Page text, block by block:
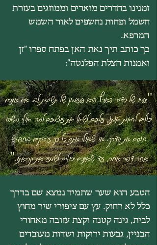
זמנינו בחדרים מוארים וממוזגים בעזרת
חשמל ופחות נחשפים לאור השמש
המרפא.
כך כותב תיך נאת האן בפתח ספרו "זן
ואמנות הצלת הפלנטה":
"יָפְיוֹ שֶׁל כַּדּוּר הָאָרֶץ הוּא פַּעֲמוֹן שֶׁל תְּשׂוּמֶת לֵב. אִם אֵינְכֶם
יְכוֹלִים לִרְאוֹת אוֹתוֹ, עֲלֵיכֶם לִשְׁאֹל אֶת עַצְמְכֶם לָמָּה. אוּלַי מַשֶּׁהוּ
חוֹסֵם אֶת הַדֶּרֶךְ. אוֹ שֶׁאוּלַי אַתֶּם כָּל כָּךְ עֲסוּקִים בְּחִפּוּשׂ
אַחַר דָּבָר אַחֵר,עַד שֶׁאֵינְכֶם יְכוֹלִים לִשְׁמֹעַ אֶת קְרִיאָתוֹ."
הטבע הוא שער שתמיד נמצא שם בדרך
כלל לא רחוק. עץ עם ציפורי שיר מחוץ
לבית, גינה קטנה וקצת עזובה מאחורי
הבניין, גבעות ירוקות ושדות מעובדים